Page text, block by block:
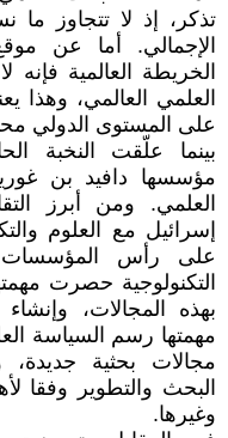
الإجمالي. أما عن
العلمي العالمي، وهذا
على المستوى الدولي
بينما علّقت النخبة
مؤسسها دافيد بن
العلمي. ومن أبرز
إسرائيل مع العلوم
على رأس المؤسسات
التكنولوجية حصرت
بهذه المجالات،
مهمتها رسم السياسة
مجالات بحثية جديدة،
البحث والتطوير وفقا
وغيرها.